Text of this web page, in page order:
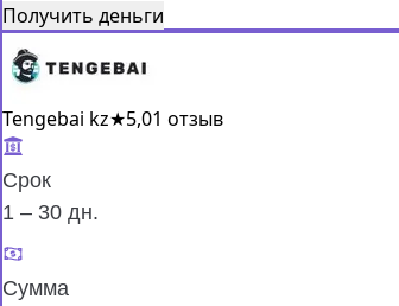
Получить деньги
Tengebai kz★5,01 отзыв
Срок
1 – 30 дн.
Сумма